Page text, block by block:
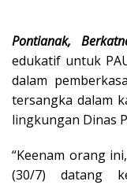
Pontianak,
edukatif untuk
dalam
tersangka dalam
lingkungan Dinas
“Keenam orang
(30/7) datang